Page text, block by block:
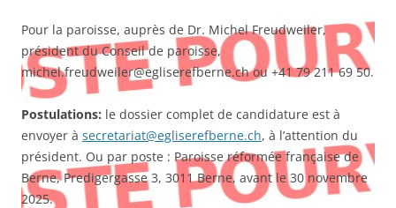
Pour la paroisse, auprès de Dr. Michel Freudweiler,
président du Conseil de paroisse,
michel.freudweiler@egliserefberne.ch ou +41 79 211 69 50.
Postulations: le dossier complet de candidature est à
envoyer à secretariat@egliserefberne.ch, à l’attention du
président. Ou par poste : Paroisse réformée française de
Berne, Predigergasse 3, 3011 Berne, avant le 30 novembre
2025.